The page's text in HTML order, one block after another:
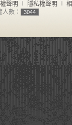
聲明 ∣ 隱私權聲明 ∣
數：
3044